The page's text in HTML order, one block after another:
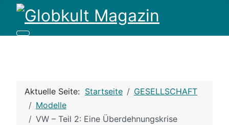
Aktuelle Seite: Startseite
GESELLSCHAFT
Modelle
VW – Teil 2: Eine Überdehnungskrise